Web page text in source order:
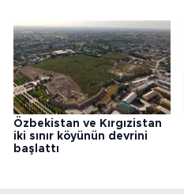
Özbekistan ve Kırgızistan
iki sınır köyünün devrini
başlattı